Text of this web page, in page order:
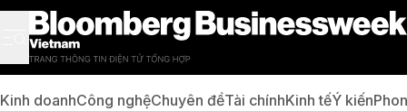
Kinh doanhCông nghệChuyên đềTài chínhKinh tếÝ kiến